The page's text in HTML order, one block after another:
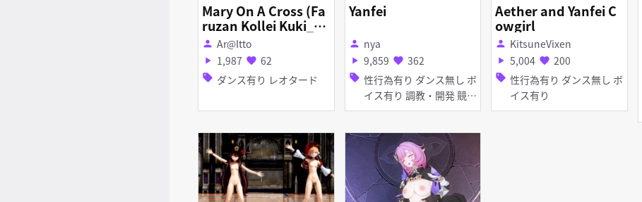
Mary On A Cross (Fa
ruzan Kollei Kuki_Sh
inobu Yan_Fei)
person Ar@Itto
play_arrow 1,987 favorite 62
sell ダンス有り レオタード
Yanfei
person nya
play_arrow 9,859 favorite 362
sell 性行為有り ダンス無し ボ
イス有り 調教・開発 競泳
水着 首輪・鎖・拘束具
Aether and Yanfei C
owgirl
person KitsuneVixen
play_arrow 5,004 favorite 200
sell 性行為有り ダンス無し ボ
イス有り